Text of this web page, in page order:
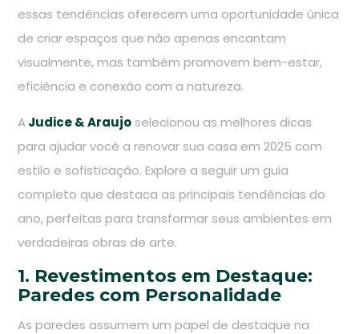
essas tendências oferecem uma oportunidade única
de criar espaços que não apenas encantam
visualmente, mas também promovem bem-estar,
eficiência e conexão com a natureza.
AJudice & Araujo selecionou as melhores dicas
para ajudar você a renovar sua casa em 2025 com
estilo e sofisticação. Explore a seguir um guia
completo que destaca as principais tendências do
ano, perfeitas para transformar seus ambientes em
verdadeiras obras de arte.
1. Revestimentos em Destaque:
Paredes com Personalidade
As paredes assumem um papel de destaque na